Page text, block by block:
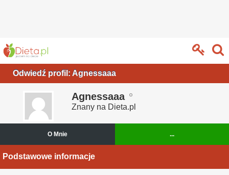
Odwiedź profil: Agnessaaa
Agnessaaa
Znany na Dieta.pl
O Mnie ...
Podstawowe informacje